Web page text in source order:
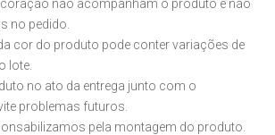
não acompanham o produto e não
no pedido.
cor do produto pode conter variações de
lote.
no ato da entrega junto com o
problemas futuros.
pela montagem do produto.